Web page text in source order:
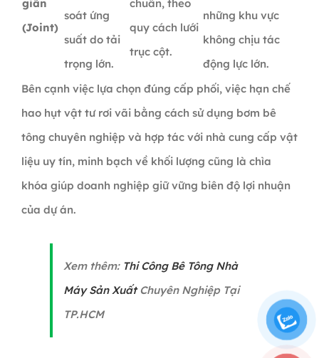
giãn
(Joint)
soát ứng
suất do tải
trọng lớn.
chuẩn, theo
quy cách lưới
trục cột.
những khu vực
không chịu tác
động lực lớn.
Bên cạnh việc lựa chọn đúng cấp phối, việc hạn chế
hao hụt vật tư rơi vãi bằng cách sử dụng bơm bê
tông chuyên nghiệp và hợp tác với nhà cung cấp vật
liệu uy tín, minh bạch về khối lượng cũng là chìa
khóa giúp doanh nghiệp giữ vững biên độ lợi nhuận
của dự án.
Xem thêm: Thi Công Bê Tông Nhà
Máy Sản XuấtChuyên Nghiệp Tại
TP.HCM